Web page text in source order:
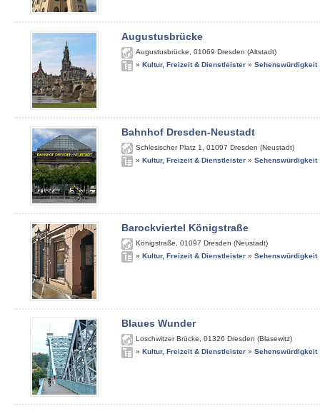
Augustusbrücke
Augustusbrücke 01069 Dresden (Altstadt)
» Kultur, Freizeit & Dienstleister » Sehenswürdigkeit
Bahnhof Dresden-Neustadt
Schlesischer Platz 1 01097 Dresden (Neustadt)
» Kultur, Freizeit & Dienstleister » Sehenswürdigkeit
Barockviertel Königstraße
Königstraße 01097 Dresden (Neustadt)
» Kultur, Freizeit & Dienstleister » Sehenswürdigkeit
Blaues Wunder
Loschwitzer Brücke 01326 Dresden (Blasewitz)
» Kultur, Freizeit & Dienstleister » Sehenswürdigkeit